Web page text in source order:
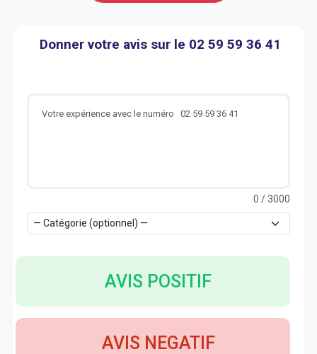
Donner votre avis sur le 02 59 59 36 41
0 / 3000
AVIS POSITIF
AVIS NEGATIF